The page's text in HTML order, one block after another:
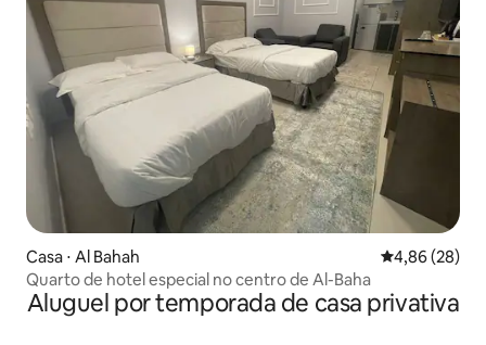
Casa ⋅ Al Bahah 4,86 de uma
4,86 (28)
Quarto de hotel especial no centro de Al-Baha
Aluguel por temporada de casa privativa